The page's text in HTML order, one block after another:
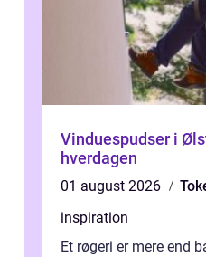
Vinduespudser i
hverdagen
01 august 2026
inspiration
Et røgeri er mere end